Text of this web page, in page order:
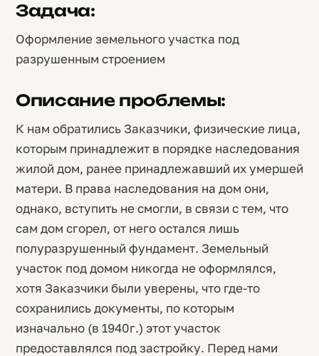
Задача:
Оформление земельного участка под
разрушенным строением
Описание проблемы:
К нам обратились Заказчики, физические лица,
которым принадлежит в порядке наследования
жилой дом, ранее принадлежавший их умершей
матери. В права наследования на дом они,
однако, вступить не смогли, в связи с тем, что
сам дом сгорел, от него остался лишь
полуразрушенный фундамент. Земельный
участок под домом никогда не оформлялся,
хотя Заказчики были уверены, что где-то
сохранились документы, по которым
изначально (в 1940г.) этот участок
предоставлялся под застройку. Перед нами